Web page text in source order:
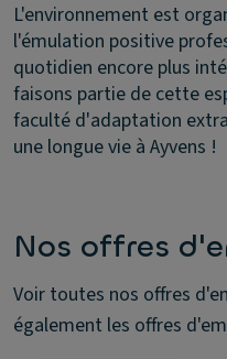
L'environnement est
l'émulation positive
quotidien encore plus
faisons partie de cette
faculté d'adaptation
une longue vie à Ayvens !
Nos offres
Voir toutes nos offres
également les offres